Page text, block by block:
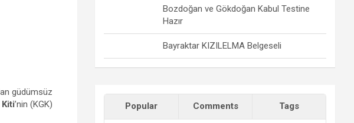
güdümsüz
Kiti’nin (KGK)
Bozdoğan ve Gökdoğan Kabul Testine
Hazır
Bayraktar KIZILELMA Belgeseli
Popular Comments Tags